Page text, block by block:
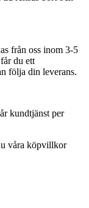
från oss inom 3-5
du ett
följa din leverans.
kundtjänst per
våra köpvillkor